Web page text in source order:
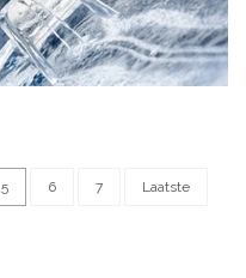
5 6 7 Laatste